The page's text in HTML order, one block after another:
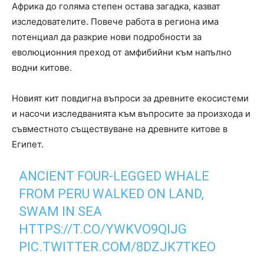
Африка до голяма степен остава загадка, казват
изследователите. Повече работа в региона има
потенциал да разкрие нови подробности за
еволюционния преход от амфибийни към напълно
водни китове.
Новият кит повдигна въпроси за древните екосистеми
и насочи изследванията към въпросите за произхода и
съвместното съществуване на древните китове в
Египет.
ANCIENT FOUR-LEGGED WHALE
FROM PERU WALKED ON LAND,
SWAM IN SEA
HTTPS://T.CO/YWKVO9QIJG
PIC.TWITTER.COM/8DZJK7TKEO